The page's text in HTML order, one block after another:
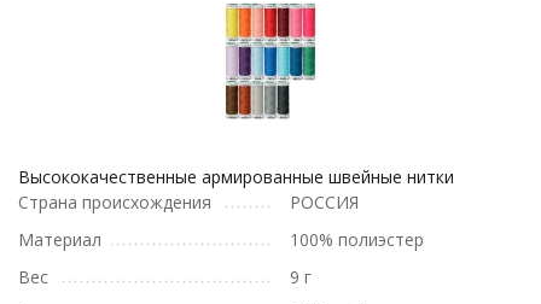
Высококачественные армированные швейные нитки
Страна происхождения
РОССИЯ
Материал
100% полиэстер
Вес
9 г